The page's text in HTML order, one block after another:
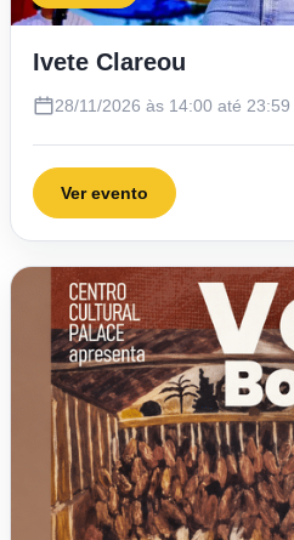
Ivete Clareou
28/11/2026 às 14:00 até 23:59
Ver evento